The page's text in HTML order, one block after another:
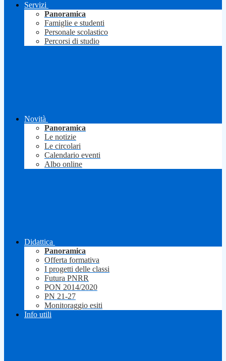
Servizi
Panoramica
Famiglie e studenti
Personale scolastico
Percorsi di studio
Novità
Panoramica
Le notizie
Le circolari
Calendario eventi
Albo online
Didattica
Panoramica
Offerta formativa
I progetti delle classi
Futura PNRR
PON 2014/2020
PN 21-27
Monitoraggio esiti
Info utili